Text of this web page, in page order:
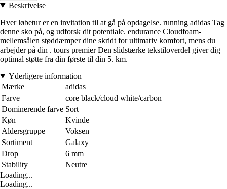
Beskrivelse
Hver løbetur er en invitation til at gå på opdagelse. running adidas Tag
denne sko på, og udforsk dit potentiale. endurance Cloudfoam-
mellemsålen støddæmper dine skridt for ultimativ komfort, mens du
arbejder på din . tours premier Den slidstærke tekstiloverdel giver dig
optimal støtte fra din første til din 5. km.
Yderligere information
Mærke
adidas
Farve
core black/cloud white/carbon
Dominerende farve Sort
Køn
Kvinde
Aldersgruppe
Voksen
Sortiment
Galaxy
Drop
6 mm
Stability
Neutre
Loading...
Loading...